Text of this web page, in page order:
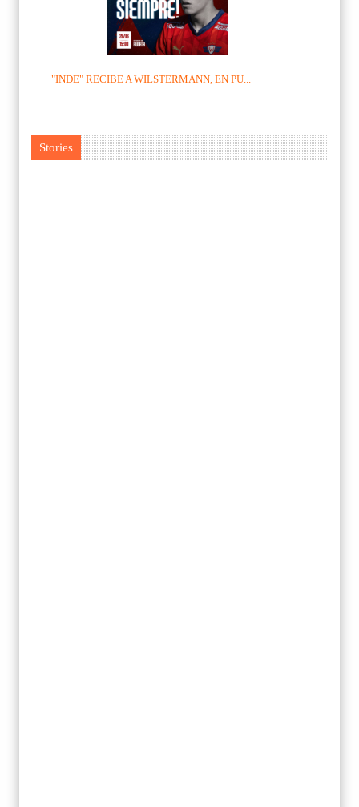
"INDE" RECIBE A WILSTERMANN, EN PU...
Stories